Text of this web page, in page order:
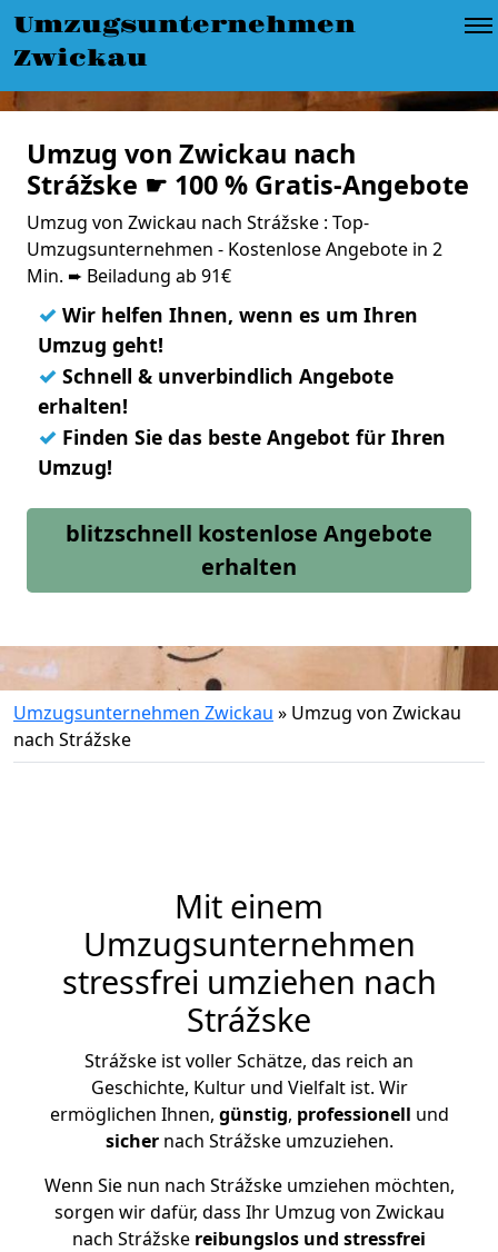
Umzugsunternehmen
Zwickau
Umzug von Zwickau nach
Strážske ☛ 100 % Gratis-Angebote
Umzug von Zwickau nach Strážske : Top-
Umzugsunternehmen - Kostenlose Angebote in 2
Min. ➨ Beiladung ab 91€
✓ Wir helfen Ihnen, wenn es um Ihren
Umzug geht!
✓ Schnell & unverbindlich Angebote
erhalten!
✓ Finden Sie das beste Angebot für Ihren
Umzug!
blitzschnell kostenlose Angebote
erhalten
Umzugsunternehmen Zwickau » Umzug von Zwickau
nach Strážske
Mit einem
Umzugsunternehmen
stressfrei umziehen nach
Strážske
Strážske ist voller Schätze, das reich an
Geschichte, Kultur und Vielfalt ist. Wir
ermöglichen Ihnen, günstig, professionell und
sichernach Strážske umzuziehen.
Wenn Sie nun nach Strážske umziehen möchten,
sorgen wir dafür, dass Ihr Umzug von Zwickau
nach Strážske reibungslos und stressfrei